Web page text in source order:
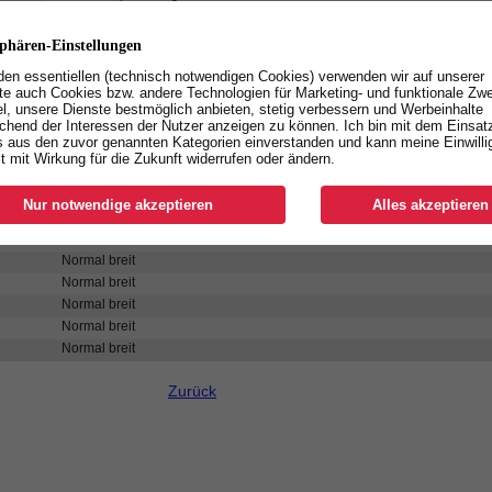
Einstellungen
essentiellen (technisch notwendigen Cookies) verwenden wir auf unserer
auch Cookies bzw. andere Technologien für Marketing- und funktionale
unsere Dienste bestmöglich anbieten, stetig verbessern und Werbeinhalte
der Interessen der Nutzer anzeigen zu können. Ich bin mit dem
aus den zuvor genannten Kategorien einverstanden und kann meine
mit Wirkung für die Zukunft widerrufen oder ändern.
Nur notwendige akzeptieren Alles akzeptieren
praktischer Klettverschluss
Laufsohle
Weite
Normal breit
Normal breit
Normal breit
Normal breit
Normal breit
Normal breit
Normal breit
Zurück